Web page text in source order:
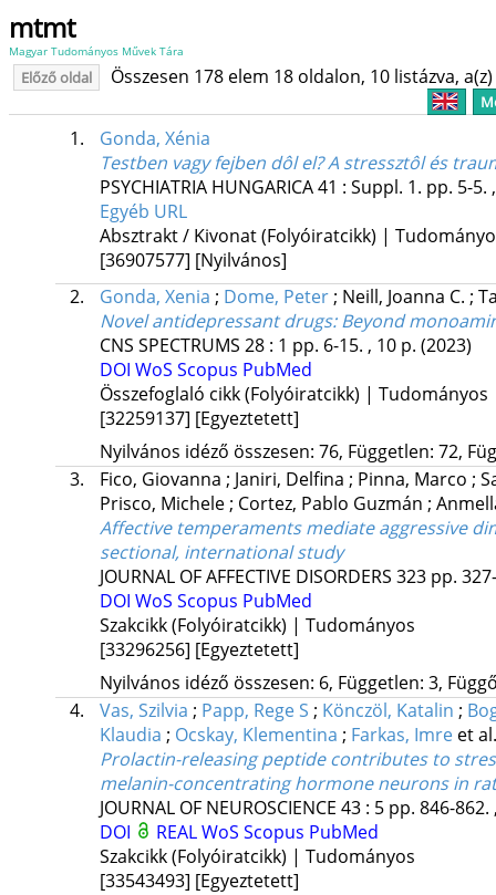
mtmt
Magyar Tudományos Művek Tára
Előző oldal Összesen 178 elem 18 oldalon, 10 listázva,
1.
Gonda, Xénia
Testben vagy fejben dôl el? A stressztôl és
PSYCHIATRIA HUNGARICA41 : Suppl. 1. pp. 5-5.
Egyéb URL
Absztrakt / Kivonat (Folyóiratcikk) |
[36907577] [Nyilvános]
2.
Gonda, Xenia ; Dome, Peter; Neill, Joanna C. ;
Novel antidepressant drugs: Beyond
CNS SPECTRUMS 28: 1 pp. 6-15. , 10 p. (2023)
DOI WoS Scopus PubMed
Összefoglaló cikk (Folyóiratcikk) | Tudományos
[32259137] [Egyeztetett]
Nyilvános idéző összesen: 76, Független: 72,
3.
Fico, Giovanna ; Janiri, Delfina ; Pinna, Marco ;
Prisco, Michele; Cortez, Pablo Guzmán ;
Affective temperaments mediate aggressive
sectional, international study
JOURNAL OF AFFECTIVE DISORDERS 323 pp.
DOI WoS Scopus PubMed
Szakcikk (Folyóiratcikk) | Tudományos
[33296256] [Egyeztetett]
Nyilvános idéző összesen: 6, Független: 3,
4.
Vas, Szilvia ; Papp, Rege S ; Könczöl, Katalin ;
Klaudia ; Ocskay, Klementina ; Farkas, Imre et al.
Prolactin-releasing peptide contributes to
melanin-concentrating hormone neurons in
JOURNAL OF NEUROSCIENCE 43: 5 pp. 846-
DOI
REALWoS Scopus PubMed
Szakcikk (Folyóiratcikk) | Tudományos
[33543493] [Egyeztetett]